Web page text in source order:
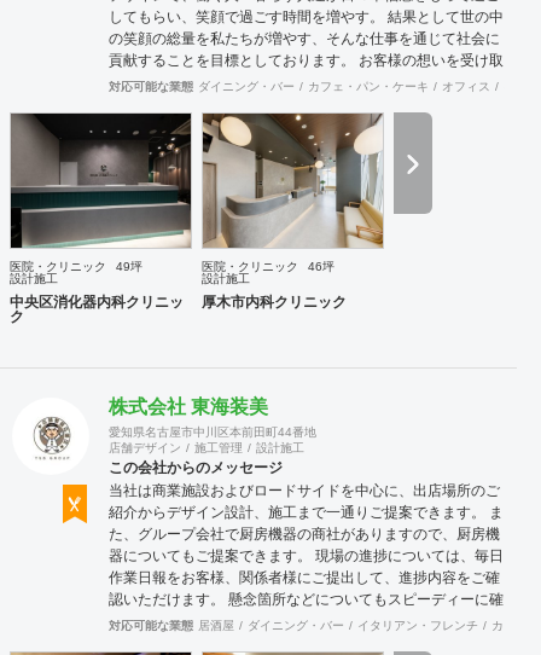
してもらい、笑顔で過ごす時間を増やす。 結果として世の中
の笑顔の総量を私たちが増やす、そんな仕事を通じて社会に
貢献することを目標としております。 お客様の想いを受け取
り、その想いを具現化できるデザインと施工を心掛け、 創業
でおります。 お客様満足を追求し「あなたに出会えてよかっ
た企業」であり続けれるよう貢献していきます。 医療施設に
特化した内装デザイン・施工の提供ブラインド『Clione』も
展開中です！ 是非ご連絡をお待ちしております！！
対応可能な業態 ダイニング・バー カフェ・パン・ケーキ オフィス
医院・クリニック
49坪
設計施工
中央区消化器内科クリニッ
ク
医院・クリニック
46坪
設計施工
厚木市内科クリニック
株式会社 東海装美
愛知県名古屋市中川区本前田町44番地
店舗デザイン
施工管理 設計施工
この会社からのメッセージ
当社は商業施設およびロードサイドを中心に、出店場所のご
紹介からデザイン設計、施工まで一通りご提案できます。 ま
た、グループ会社で厨房機器の商社がありますので、厨房機
器についてもご提案できます。 現場の進捗については、毎日
作業日報をお客様、関係者様にご提出して、進捗内容をご確
認いただけます。 懸念箇所などについてもスピーディーに確
認、修正できます。 店舗内装のみならず、当社の店舗繁盛応
対応可能な業態 居酒屋 ダイニング・バー イタリアン・フレンチ カフェ